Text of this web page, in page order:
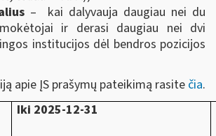
– kai dalyvauja daugiau nei du
ir derasi daugiau nei dvi
institucijos dėl bendros pozicijos
apie ĮS prašymų pateikimą rasitečia.
Iki 2025-12-31